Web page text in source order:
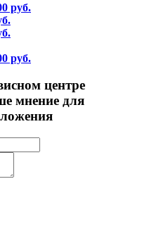
руб.
руб.
центре
мнение для